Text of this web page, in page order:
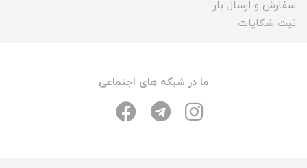
سفارش و ارسال بار
ثبت شکایات
ما در شبکه های اجتماعی